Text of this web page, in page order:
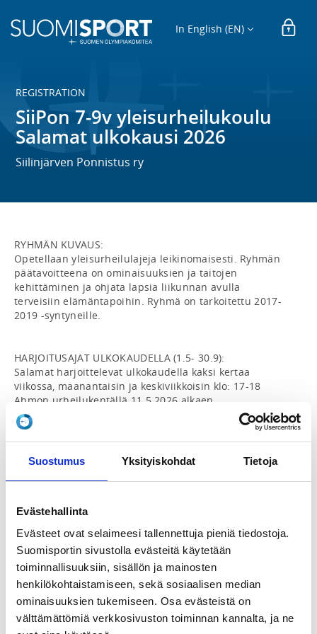
Suostumus Yksityiskohdat Tietoja
Evästehallinta
Evästeet ovat selaimeesi tallennettuja pieniä tiedostoja.
Suomisportin sivustolla evästeitä käytetään
toiminnallisuuksiin, sisällön ja mainosten
henkilökohtaistamiseen, sekä sosiaalisen median
ominaisuuksien tukemiseen. Osa evästeistä on
välttämättömiä verkkosivuston toiminnan kannalta, ja ne
In English (EN)
REGISTRATION
SiiPon 7-9v yleisurheilukoulu
Salamat ulkokausi 2026
Siilinjärven Ponnistus ry
RYHMÄN KUVAUS:
Opetellaan yleisurheilulajeja leikinomaisesti. Ryhmän
päätavoitteena on ominaisuuksien ja taitojen
kehittäminen ja ohjata lapsia liikunnan avulla
terveisiin elämäntapoihin. Ryhmä on tarkoitettu 2017-
2019 -syntyneille.
HARJOITUSAJAT ULKOKAUDELLA (1.5- 30.9):
Salamat harjoittelevat ulkokaudella kaksi kertaa
viikossa, maanantaisin ja keskiviikkoisin klo: 17-18
Ahmon urheilukentällä 11.5.2026 alkaen.
MAKSUT:
Kauden hinta on 90 €. Lisäksi jäsenmaksu on 15 € /
vuosi.
Harrastusta voi kokeilla kerran maksutta, jonka jälkeen
harrastus katsotaan alkaneeksi ellei peruutusta ole
kokeilusta.
SiiPon yleisurheilujaoston järjestämään
harjoitustoimintaan osallistuminen edellyttää SiiPon
jäseneksi liittymistä ja voimassa olevaa vakuutusta,
joka korvaa harrastuksessa sattuneet tapaturmat. Sekä
yleisurheilulisenssiä, jonka jokainen huoltaja hankkii
huollettavalleen itse suomisport palvelun kautta.